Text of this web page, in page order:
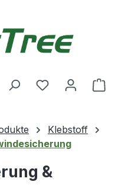
Du hast 0
Klebstoff
&